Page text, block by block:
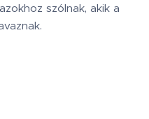
szólnak, akik a